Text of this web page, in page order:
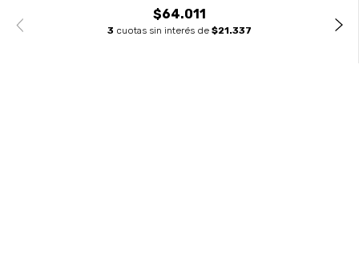
$64.011
3 cuotas sin interés de $21.337